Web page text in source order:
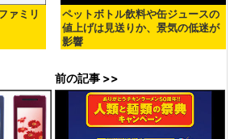
ァミリ
ペットボトル飲料や缶ジュースの
値上げは見送りか、景気の低迷が
影響
前の記事 >>